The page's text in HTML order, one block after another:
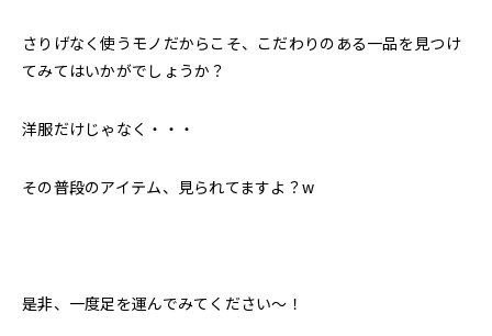
さりげなく使うモノだからこそ、こだわりのある一品を見つけ
てみてはいかがでしょうか？
洋服だけじゃなく・・・
その普段のアイテム、見られてますよ？w
是非、一度足を運んでみてください〜！